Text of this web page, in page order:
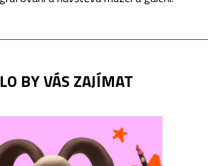
BY VÁS ZAJÍMAT